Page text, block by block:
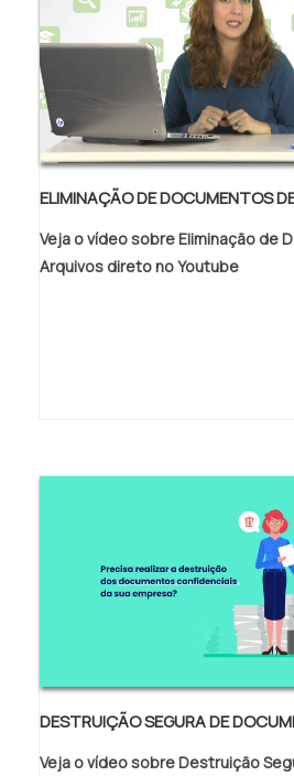
planejamento e procedimento.
ELIMINAÇÃO DE DOCUMENTOS
Veja o vídeo sobre Eliminação de
Arquivos direto no Youtube
DESTRUIÇÃO SEGURA DE
Veja o vídeo sobre Destruição